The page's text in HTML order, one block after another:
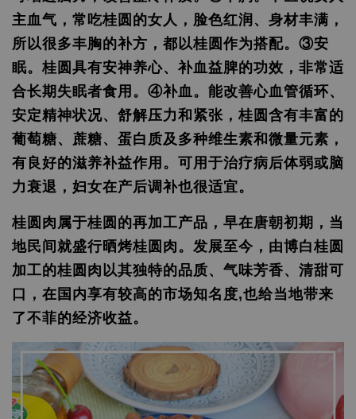
主血气，常吃桂圆的女人，脸色红润、身材丰满，
所以很多丰胸的补方，都以桂圆作为搭配。③安
眠。桂圆具有安神养心、补血益脾的功效，非常适
合长期失眠者食用。④补血。能改善心血管循环、
安定精神状况、舒解压力和紧张，桂圆含有丰富的
葡萄糖、蔗糖、蛋白质及多种维生素和微量元素，
有良好的滋养补益作用。可用于治疗病后体弱或脑
力衰退，妇女在产后调补也很适宜。
桂圆肉属于桂圆的再加工产品，早在唐朝初期，当
地民间就盛行晒烤桂圆肉。发展至今，由博白桂圆
加工的桂圆肉以其独特的品质、气味芳香、清甜可
口，在国内享有较高的市场知名度,也给当地带来
了不菲的经济收益。